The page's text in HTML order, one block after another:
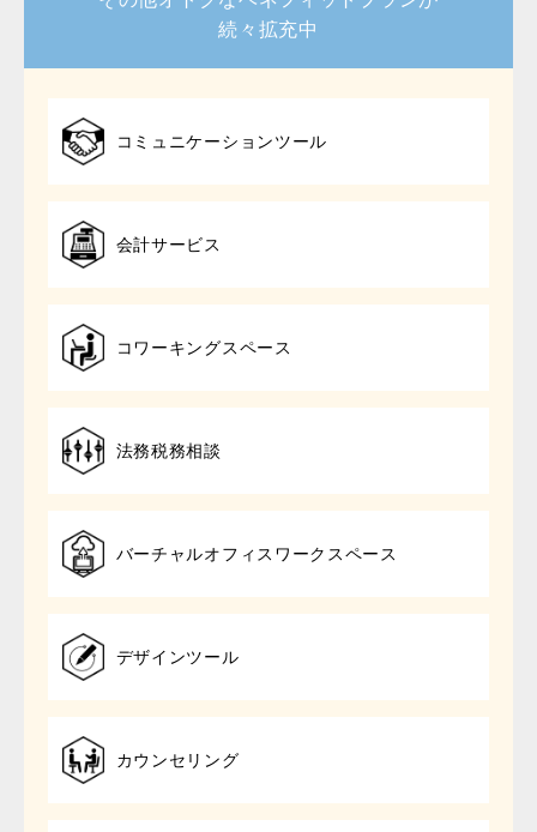
続々拡充中
コミュニケーションツール
会計サービス
コワーキングスペース
法務税務相談
バーチャルオフィスワークスペース
デザインツール
カウンセリング